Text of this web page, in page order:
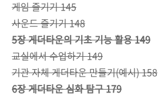
게임 즐기기 145
사운드 즐기기 148
5장 게더타운의 기초 기능 활용 149
교실에서 수업하기 149
기관 자체 게더타운 만들기(예시) 158
6장 게더타운 심화 탐구 179